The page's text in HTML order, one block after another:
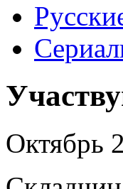
Октябрь